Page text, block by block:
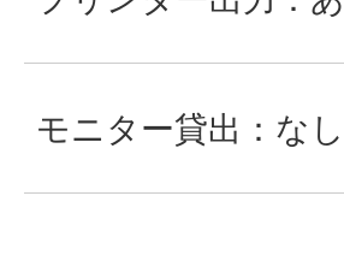
モニター貸出：なし